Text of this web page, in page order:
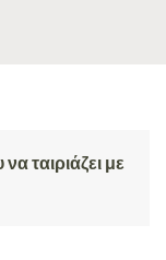
ταιριάζει με